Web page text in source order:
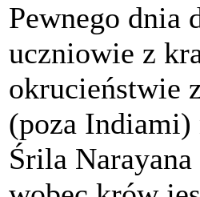
Pewnego dnia
uczniowie z
okrucieństwie
(poza Indiami)
Śrila